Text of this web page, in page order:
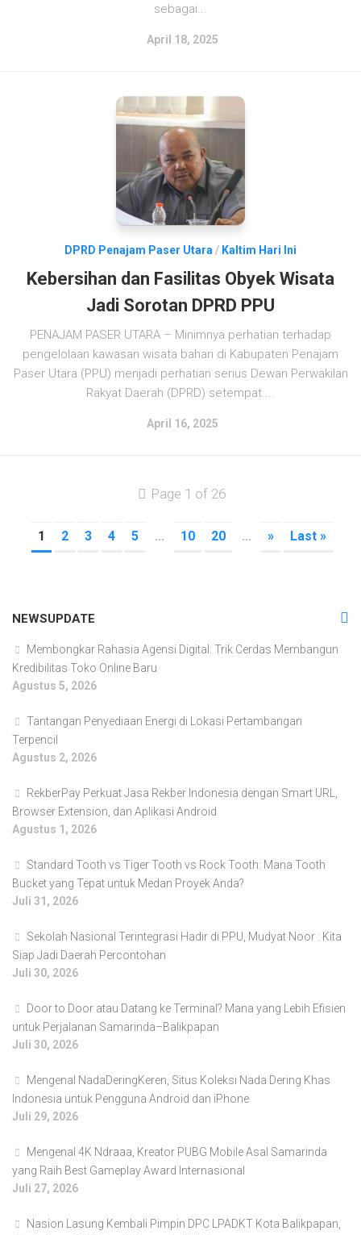
sebagai...
April 18, 2025
DPRD Penajam Paser Utara / Kaltim Hari Ini
Kebersihan dan Fasilitas Obyek Wisata
Jadi Sorotan DPRD PPU
PENAJAM PASER UTARA – Minimnya perhatian terhadap
pengelolaan kawasan wisata bahari di Kabupaten Penajam
Paser Utara (PPU) menjadi perhatian serius Dewan Perwakilan
Rakyat Daerah (DPRD) setempat....
April 16, 2025
Page 1 of 26
1 2 3 4 5 ... 10 20 ... » Last »
NEWSUPDATE
Membongkar Rahasia Agensi Digital: Trik Cerdas Membangun
Kredibilitas Toko Online Baru
Agustus 5, 2026
Tantangan Penyediaan Energi di Lokasi Pertambangan
Terpencil
Agustus 2, 2026
RekberPay Perkuat Jasa Rekber Indonesia dengan Smart URL,
Browser Extension, dan Aplikasi Android
Agustus 1, 2026
Standard Tooth vs Tiger Tooth vs Rock Tooth: Mana Tooth
Bucket yang Tepat untuk Medan Proyek Anda?
Juli 31, 2026
Sekolah Nasional Terintegrasi Hadir di PPU, Mudyat Noor : Kita
Siap Jadi Daerah Percontohan
Juli 30, 2026
Door to Door atau Datang ke Terminal? Mana yang Lebih Efisien
untuk Perjalanan Samarinda–Balikpapan
Juli 30, 2026
Mengenal NadaDeringKeren, Situs Koleksi Nada Dering Khas
Indonesia untuk Pengguna Android dan iPhone
Juli 29, 2026
Mengenal 4K Ndraaa, Kreator PUBG Mobile Asal Samarinda
yang Raih Best Gameplay Award Internasional
Juli 27, 2026
Nasion Lasung Kembali Pimpin DPC LPADKT Kota Balikpapan,